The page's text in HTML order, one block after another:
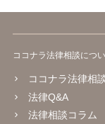
ココナラ法律相談につ
ココナラ法律相
法律Q&A
法律相談コラム